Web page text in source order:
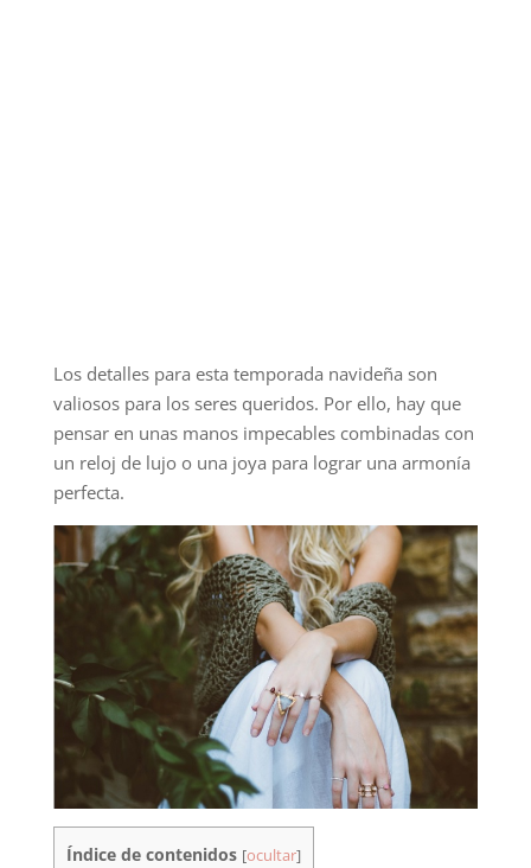
Los detalles para esta temporada navideña son
valiosos para los seres queridos. Por ello, hay que
pensar en unas manos impecables combinadas con
un reloj de lujo o una joya para lograr una armonía
perfecta.
Índice de contenidos [ocultar]